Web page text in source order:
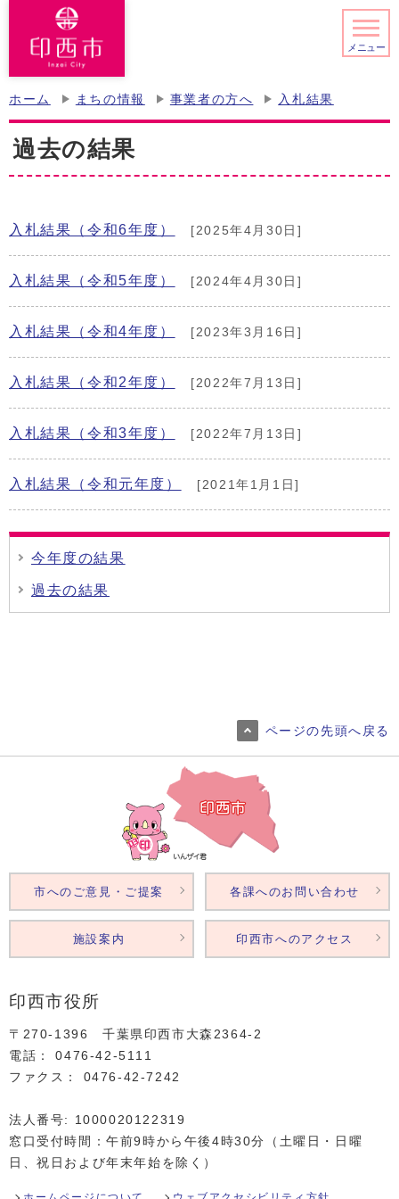
メニュー
ホーム まちの情報 事業者の方へ 入札結果
過去の結果
入札結果（令和6年度） [2025年4月30日]
入札結果（令和5年度） [2024年4月30日]
入札結果（令和4年度） [2023年3月16日]
入札結果（令和2年度） [2022年7月13日]
入札結果（令和3年度） [2022年7月13日]
入札結果（令和元年度） [2021年1月1日]
今年度の結果
過去の結果
ページの先頭へ戻る
印西市役所
〒270-1396 千葉県印西市大森2364‐2
電話： 0476‐42‐5111
ファクス： 0476‐42‐7242
法人番号: 1000020122319
窓口受付時間：午前9時から午後4時30分（土曜日・日曜
日、祝日および年末年始を除く）
市へのご意見・ご提案 各課へのお問い合わせ
施設案内 印西市へのアクセス